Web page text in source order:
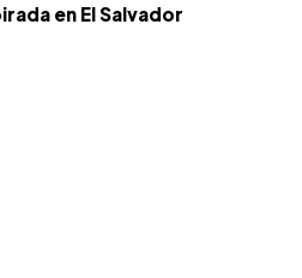
en El Salvador